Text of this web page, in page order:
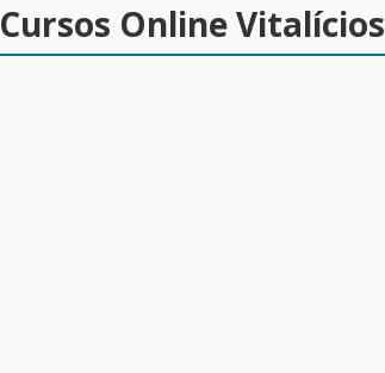
Cursos Online Vitalícios